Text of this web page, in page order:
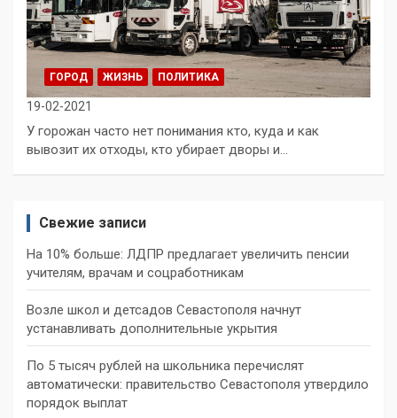
ГОРОД ЖИЗНЬ ПОЛИТИКА
19-02-2021
У горожан часто нет понимания кто, куда и как
вывозит их отходы, кто убирает дворы и…
Свежие записи
На 10% больше: ЛДПР предлагает увеличить пенсии
учителям, врачам и соцработникам
Возле школ и детсадов Севастополя начнут
устанавливать дополнительные укрытия
По 5 тысяч рублей на школьника перечислят
автоматически: правительство Севастополя утвердило
порядок выплат